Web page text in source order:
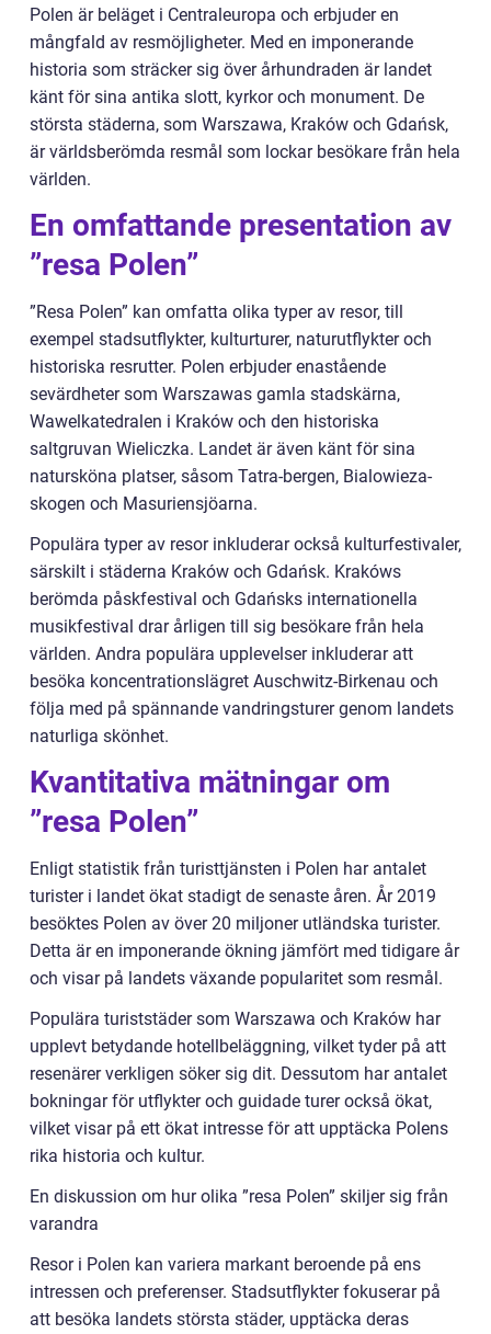
Polen är beläget i Centraleuropa och erbjuder en
mångfald av resmöjligheter. Med en imponerande
historia som sträcker sig över århundraden är landet
känt för sina antika slott, kyrkor och monument. De
största städerna, som Warszawa, Kraków och Gdańsk,
är världsberömda resmål som lockar besökare från hela
världen.
En omfattande presentation av
”resa Polen”
”Resa Polen” kan omfatta olika typer av resor, till
exempel stadsutflykter, kulturturer, naturutflykter och
historiska resrutter. Polen erbjuder enastående
sevärdheter som Warszawas gamla stadskärna,
Wawelkatedralen i Kraków och den historiska
saltgruvan Wieliczka. Landet är även känt för sina
natursköna platser, såsom Tatra-bergen, Bialowieza-
skogen och Masuriensjöarna.
Populära typer av resor inkluderar också kulturfestivaler,
särskilt i städerna Kraków och Gdańsk. Krakóws
berömda påskfestival och Gdańsks internationella
musikfestival drar årligen till sig besökare från hela
världen. Andra populära upplevelser inkluderar att
besöka koncentrationslägret Auschwitz-Birkenau och
följa med på spännande vandringsturer genom landets
naturliga skönhet.
Kvantitativa mätningar om
”resa Polen”
Enligt statistik från turisttjänsten i Polen har antalet
turister i landet ökat stadigt de senaste åren. År 2019
besöktes Polen av över 20 miljoner utländska turister.
Detta är en imponerande ökning jämfört med tidigare år
och visar på landets växande popularitet som resmål.
Populära turiststäder som Warszawa och Kraków har
upplevt betydande hotellbeläggning, vilket tyder på att
resenärer verkligen söker sig dit. Dessutom har antalet
bokningar för utflykter och guidade turer också ökat,
vilket visar på ett ökat intresse för att upptäcka Polens
rika historia och kultur.
En diskussion om hur olika ”resa Polen” skiljer sig från
varandra
Resor i Polen kan variera markant beroende på ens
intressen och preferenser. Stadsutflykter fokuserar på
att besöka landets största städer, upptäcka deras